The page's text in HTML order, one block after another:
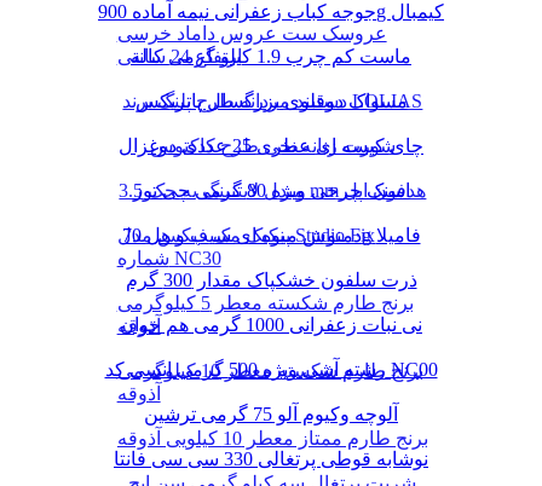
عروسک ست عروس داماد خرسی
ارتفاع 24 سانتی
دستبند مردانه طرح پلنگ برند LOLIAS
شورت زنانه نخی طرح کاکتوس
مبدل لایتنینگ به جک 3.5 mm هدفون اپل
پنکیک مک فیکس مدل Studio Fix
شماره NC30
برنج طارم شکسته معطر 5 کیلوگرمی
آذوقه
برنج طارم شکسته معطر 10 کیلوگرمی
آذوقه
برنج طارم ممتاز معطر 10 کیلویی آذوقه
جوجه کباب زعفرانی نیمه آماده 900g کیمبال
ماست کم چرب 1.9 کیلو گرمی کاله
مسواک دوقلوی بزرگسال پاتریکس
چای کیسه ای عطری 25 عددی دوغزال
اسنک چرخی ویژه 80 گرمی چی توز
دمنوش میوه ای سیب و هل 70g فامیلا
ذرت سلفون خشکپاک مقدار 300 گرم
نی نبات زعفرانی 1000 گرمی هم خوان
رشته آشی ویژه 500 گرمی انسی کد NC00
آلوچه وکیوم آلو 75 گرمی ترشین
نوشابه قوطی پرتغالی 330 سی سی فانتا